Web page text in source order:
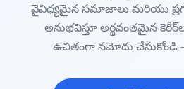
వైవిధ్యమైన సమాజాలు మరియు
అనుభవిస్తూ అర్థవంతమైన
ఉచితంగా నమోదు చేసుకోండి —